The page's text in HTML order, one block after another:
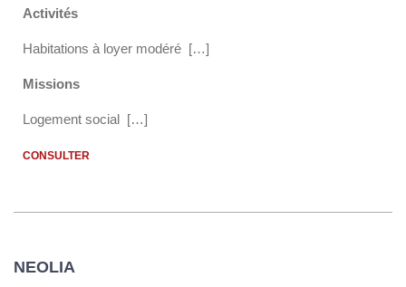
Activités
Habitations à loyer modéré […]
Missions
Logement social […]
CONSULTER
NEOLIA